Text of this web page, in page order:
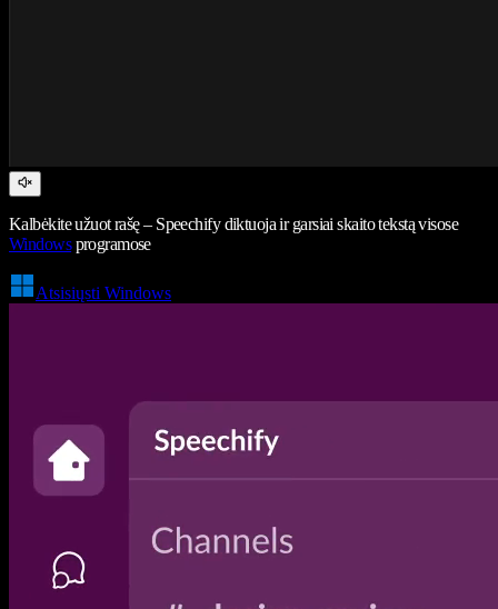
Kalbėkite užuot rašę – Speechify diktuoja ir garsiai skaito tekstą visose
Windowsprogramose
Atsisiųsti Windows